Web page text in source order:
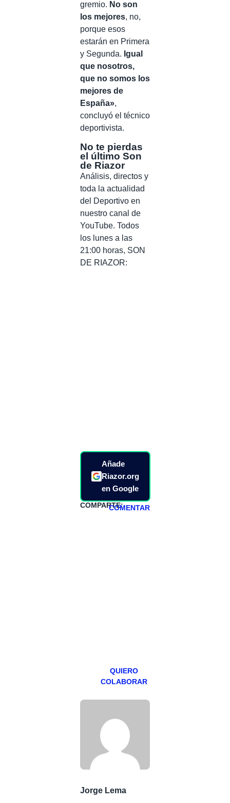
gremio. No son
los mejores, no,
porque esos
estarán en Primera
y Segunda. Igual
que nosotros,
que no somos los
mejores de
España»,
concluyó el técnico
deportivista.
No te pierdas
el último Son
de Riazor
Análisis, directos y
toda la actualidad
del Deportivo en
nuestro canal de
YouTube. Todos
los lunes a las
21:00 horas, SON
DE RIAZOR:
Añade
Riazor.org
en Google
COMPARTE:COMENTAR
QUIERO
COLABORAR
Jorge Lema